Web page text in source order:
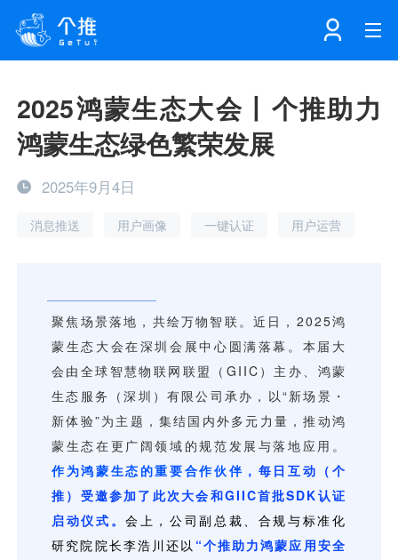
产品
消息推送
用户运营
AI应用工坊
互联网增长
品牌营销
城市治理
SDK下载
文档中心
合规指南
我的开发者中心
数据工坊
个推学堂
了解我们
公司简介
注册 登录
2025鸿蒙生态大会丨个推助力
鸿蒙生态绿色繁荣发展
2025年9月4日
消息推送 用户画像 一键认证 用户运营